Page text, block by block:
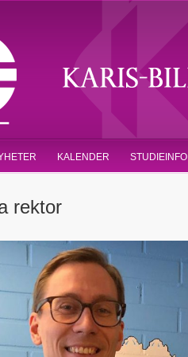
KALENDER STUDIEINFO
rektor